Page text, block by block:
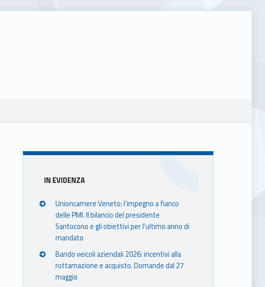
Sidebar
IN EVIDENZA
Unioncamere Veneto: l’impegno a fianco
delle PMI. Il bilancio del presidente
Santocono e gli obiettivi per l’ultimo anno di
mandato
Bando veicoli aziendali 2026: incentivi alla
rottamazione e acquisto. Domande dal 27
maggio